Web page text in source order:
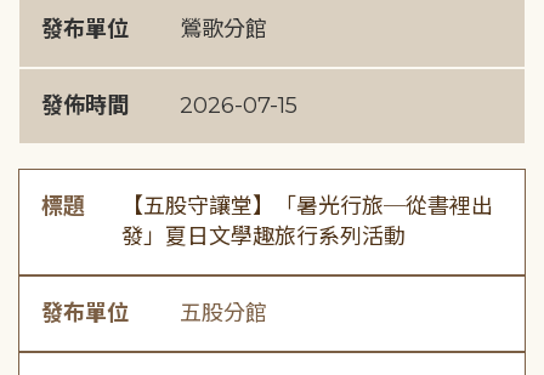
發布單位 鶯歌分館
發佈時間 2026-07-15
標題
【五股守讓堂】「暑光行旅─從書裡出
發」夏日文學趣旅行系列活動
發布單位 五股分館